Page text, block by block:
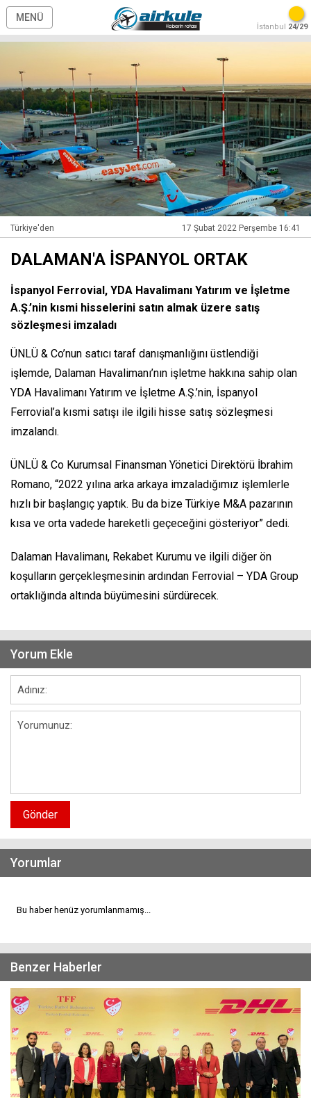
MENÜ
İstanbul 24/29
Türkiye'den 17 Şubat 2022 Perşembe 16:41
DALAMAN'A İSPANYOL ORTAK
İspanyol Ferrovial, YDA Havalimanı Yatırım ve İşletme
A.Ş.’nin kısmi hisselerini satın almak üzere satış
sözleşmesi imzaladı
ÜNLÜ & Co’nun satıcı taraf danışmanlığını üstlendiği
işlemde, Dalaman Havalimanı’nın işletme hakkına sahip olan
YDA Havalimanı Yatırım ve İşletme A.Ş.’nin, İspanyol
Ferrovial’a kısmi satışı ile ilgili hisse satış sözleşmesi
imzalandı.
ÜNLÜ & Co Kurumsal Finansman Yönetici Direktörü İbrahim
Romano, “2022 yılına arka arkaya imzaladığımız işlemlerle
hızlı bir başlangıç yaptık. Bu da bize Türkiye M&A pazarının
kısa ve orta vadede hareketli geçeceğini gösteriyor” dedi.
Dalaman Havalimanı, Rekabet Kurumu ve ilgili diğer ön
koşulların gerçekleşmesinin ardından Ferrovial – YDA Group
ortaklığında altında büyümesini sürdürecek.
Yorum Ekle
Gönder
Yorumlar
Bu haber henüz yorumlanmamış...
Benzer Haberler